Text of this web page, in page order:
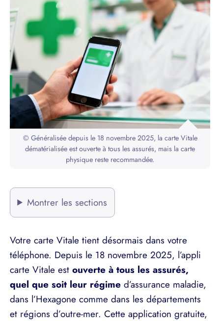
© Généralisée depuis le 18 novembre 2025, la carte Vitale
dématérialisée est ouverte à tous les assurés, mais la carte
physique reste recommandée.
Montrer les sections
Votre carte Vitale tient désormais dans votre
téléphone. Depuis le 18 novembre 2025, l’appli
carte Vitale est ouverte à tous les assurés,
quel que soit leur régime d’assurance maladie,
dans l’Hexagone comme dans les départements
et régions d’outre-mer. Cette application gratuite,